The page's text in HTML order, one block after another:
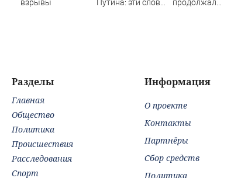
взрывы
Путина: эти слова
продолжал
Разделы
Главная
Общество
Политика
Происшествия
Расследования
Спорт
Информация
О проекте
Контакты
Партнёры
Сбор средств
Политика